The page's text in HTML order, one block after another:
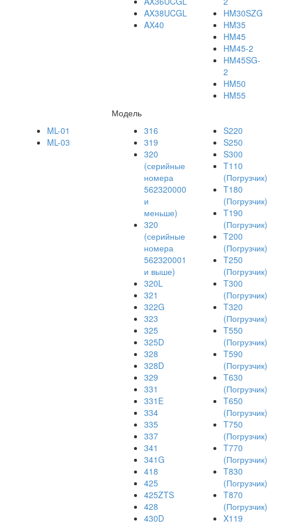
AX38UCGL
AX40
HM30SZG
HM35
HM45
HM45-2
HM45SG-
2
HM50
HM55
ML-01
ML-03
Модель
316
319
320
(серийные
номера
562320000
и
меньше)
320
(серийные
номера
562320001
и выше)
320L
321
322G
323
325
325D
328
328D
329
331
331E
334
335
337
341
341G
418
425
425ZTS
428
430D
S220
S250
S300
T110
(Погрузчик)
T180
(Погрузчик)
T190
(Погрузчик)
T200
(Погрузчик)
T250
(Погрузчик)
T300
(Погрузчик)
T320
(Погрузчик)
T550
(Погрузчик)
T590
(Погрузчик)
T630
(Погрузчик)
T650
(Погрузчик)
T750
(Погрузчик)
T770
(Погрузчик)
T830
(Погрузчик)
T870
(Погрузчик)
X119